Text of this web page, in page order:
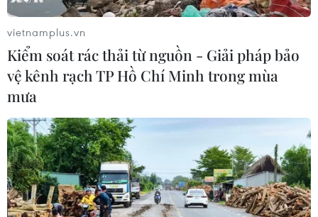
vietnamplus.vn
Kiểm soát rác thải từ nguồn - Giải pháp bảo
vệ kênh rạch TP Hồ Chí Minh trong mùa
mưa